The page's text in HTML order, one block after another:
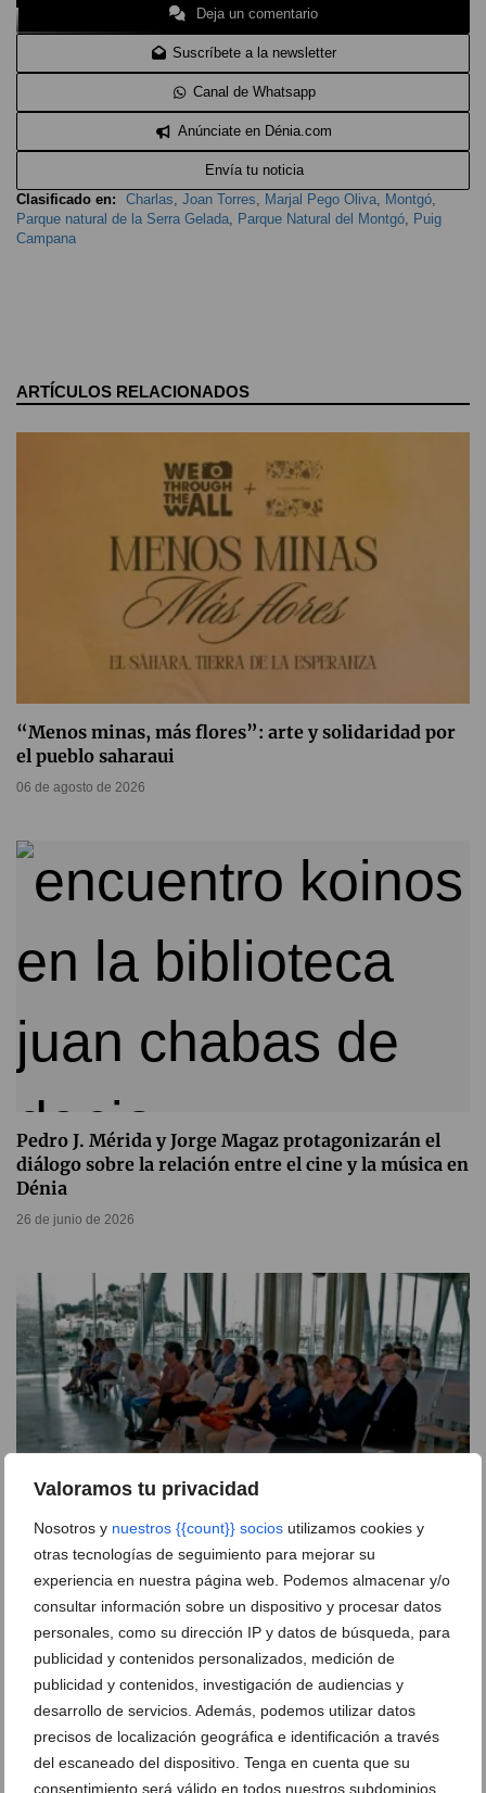
Valoramos tu privacidad
Nosotros y nuestros {{count}} socios utilizamos cookies y
otras tecnologías de seguimiento para mejorar su
experiencia en nuestra página web. Podemos almacenar y/o
consultar información sobre un dispositivo y procesar datos
personales, como su dirección IP y datos de búsqueda, para
publicidad y contenidos personalizados, medición de
publicidad y contenidos, investigación de audiencias y
desarrollo de servicios. Además, podemos utilizar datos
precisos de localización geográfica e identificación a través
del escaneado del dispositivo. Tenga en cuenta que su
consentimiento será válido en todos nuestros subdominios.
Deja un comentario
Suscríbete a la newsletter
Canal de Whatsapp
Anúnciate en Dénia.com
Envía tu noticia
Clasificado en:
Charlas, Joan Torres, Marjal Pego Oliva, Montgó,
Parque natural de la Serra Gelada, Parque Natural del Montgó, Puig
Campana
ARTÍCULOS RELACIONADOS
“Menos minas, más flores”: arte y solidaridad por
el pueblo saharaui
06 de agosto de 2026
Pedro J. Mérida y Jorge Magaz protagonizarán el
diálogo sobre la relación entre el cine y la música en
Dénia
26 de junio de 2026
De los «sold out» al vacío: el nuevo formato de
Dénia Ciutat del Pensament no logra enganchar al
12 de junio de 2026